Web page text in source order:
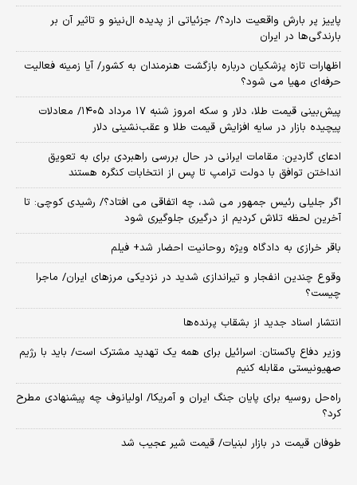
پاییز پر بارش واقعیت دارد؟/ جزئیاتی از پدیده ال‌نینو و تاثیر آن بر
بارندگی‌ها در ایران
اظهارات تازه پزشکیان درباره بازگشت هنرمندان به کشور/ آیا زمینه فعالیت
حرفه‌ای مهیا می شود؟
پیش‌بینی قیمت طلا، دلار و سکه امروز شنبه ۱۷ مرداد ۱۴۰۵/ معادلات
پیچیده بازار در سایه افزایش قیمت طلا و عقب‌نشینی دلار
ادعای گاردین: مقامات ایرانی در حال بررسی راهبردی برای به تعویق
انداختن توافق با دولت ترامپ تا پس از انتخابات کنگره هستند
اگر جلیلی رئیس جمهور می شد، چه اتفاقی می افتاد؟/ رشیدی کوچی: تا
آخرین لحظه تلاش کردیم از درگیری جلوگیری شود
باقر خرازی به دادگاه ویژه روحانیت احضار شد+ فیلم
وقوع چندین انفجار و تیراندازی شدید در نزدیکی مرز‌های ایران/ ماجرا
چیست؟
انتشار اسناد جدید از بشقاب پرنده‌ها
وزیر دفاع پاکستان: اسرائیل برای همه یک تهدید مشترک است/ باید با رژیم
صهیونیستی مقابله کنیم
راه‌حل روسیه برای پایان جنگ ایران و آمریکا/ اولیانوف چه پیشنهادی مطرح
کرد؟
طوفان قیمت در بازار لبنیات/ قیمت شیر عجیب شد